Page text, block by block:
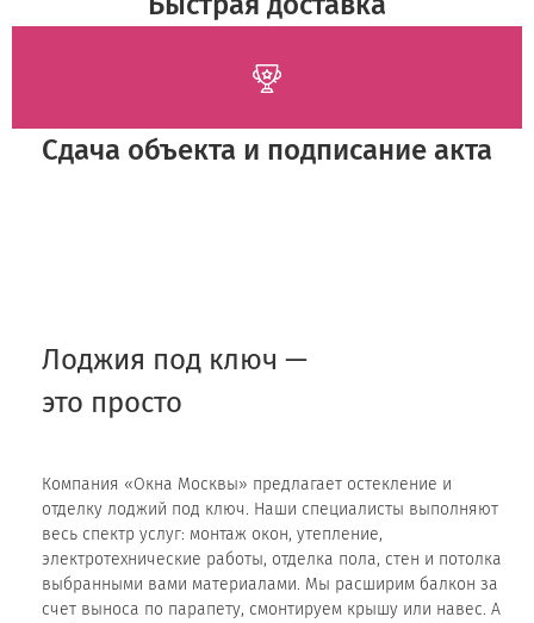
Сдача объекта и подписание акта
Лоджия под ключ —
это просто
Компания «Окна Москвы» предлагает остекление и
отделку лоджий под ключ. Наши специалисты выполняют
весь спектр услуг: монтаж окон, утепление,
электротехнические работы, отделка пола, стен и потолка
выбранными вами материалами. Мы расширим балкон за
счет выноса по парапету, смонтируем крышу или навес. А